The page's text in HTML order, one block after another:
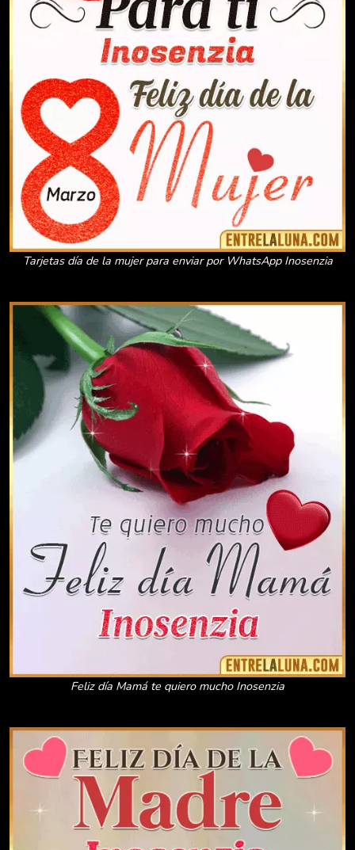
Tarjetas día de la mujer para enviar por WhatsApp Inosenzia
Feliz día Mamá te quiero mucho Inosenzia